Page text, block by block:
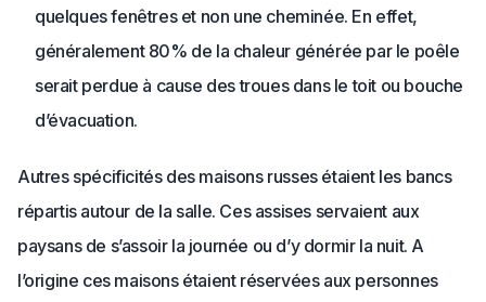
quelques fenêtres et non une cheminée. En effet,
généralement 80% de la chaleur générée par le poêle
serait perdue à cause des troues dans le toit ou bouche
d’évacuation.
Autres spécificités des maisons russes étaient les bancs
répartis autour de la salle. Ces assises servaient aux
paysans de s’assoir la journée ou d’y dormir la nuit. A
l’origine ces maisons étaient réservées aux personnes